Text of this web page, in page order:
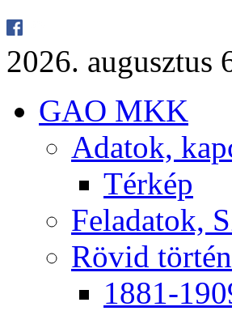
2026. au­gusz­tus
GAO MKK
Ada­tok,
Tér­kép
Fel­ada­tok,
Rö­vid
1881-